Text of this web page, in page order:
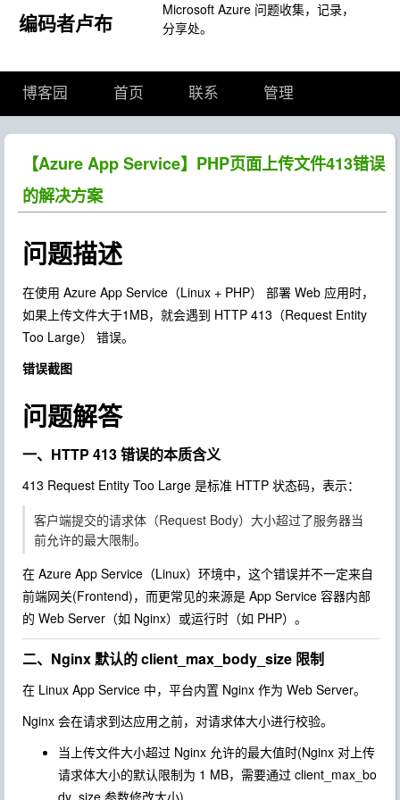
编码者卢布
Microsoft Azure 问题收集，记录，
分享处。
博客园 首页 联系 管理
【Azure App Service】PHP页面上传文件413错误
的解决方案
问题描述
在使用 Azure App Service（Linux + PHP） 部署 Web 应用时，
如果上传文件大于1MB，就会遇到 HTTP 413（Request Entity
Too Large） 错误。
错误截图
问题解答
一、HTTP 413 错误的本质含义
413 Request Entity Too Large 是标准 HTTP 状态码，表示：
客户端提交的请求体（Request Body）大小超过了服务器当
前允许的最大限制。
在 Azure App Service（Linux）环境中，这个错误并不一定来自
前端网关(Frontend)，而更常见的来源是 App Service 容器内部
的 Web Server（如 Nginx）或运行时（如 PHP）。
二、Nginx 默认的 client_max_body_size 限制
在 Linux App Service 中，平台内置 Nginx 作为 Web Server。
Nginx 会在请求到达应用之前，对请求体大小进行校验。
当上传文件大小超过 Nginx 允许的最大值时(Nginx 对上传
请求体大小的默认限制为 1 MB，需要通过 client_max_bo
dy_size 参数修改大小)